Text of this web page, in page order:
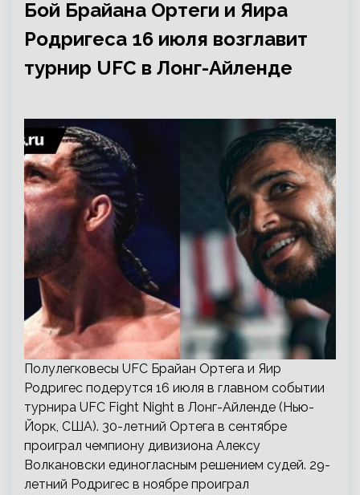
Бой Брайана Ортеги и Яира
Родригеса 16 июля возглавит
турнир UFC в Лонг-Айленде
Полулегковесы UFC Брайан Ортега и Яир
Родригес подерутся 16 июля в главном событии
турнира UFC Fight Night в Лонг-Айленде (Нью-
Йорк, США). 30-летний Ортега в сентябре
проиграл чемпиону дивизиона Алексу
Волкановски единогласным решением судей. 29-
летний Родригес в ноябре проиграл